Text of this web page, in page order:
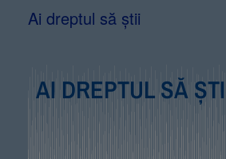
Ai dreptul să știi
AI DREPTUL SĂ